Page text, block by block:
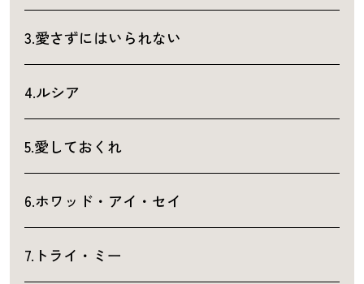
3.愛さずにはいられない
4.ルシア
5.愛しておくれ
6.ホワッド・アイ・セイ
7.トライ・ミー